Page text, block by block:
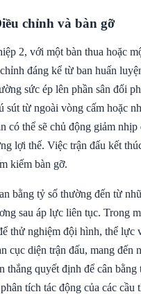
chỉnh và bàn gỡ
2, với một bàn thua hoặc
đáng kể từ ban huấn
sức ép lên phần sân đối
sút từ ngoài vòng cấm hoặc
có thể sẽ chủ động giảm
lợi thế. Việc trận đấu kết
kiếm bàn gỡ.
bằng tỷ số thường đến từ
sau áp lực liên tục. Trong
thử nghiệm đội hình, thể lực
cục diện trận đấu, mang
thắng quyết định để cân
tích tác động của các